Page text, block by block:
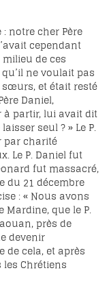
notre cher Père
cependant
de ces
ne voulait pas
et était resté
Daniel,
à partir, lui avait dit
seul ? » Le P.
par charité
Le P. Daniel fut
fut massacré,
du 21 décembre
: « Nous avons
Mardine, que le P.
près de
devenir
de cela, et après
Chrétiens